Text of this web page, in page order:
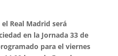
Real Madrid será
en la Jornada 33 de
para el viernes